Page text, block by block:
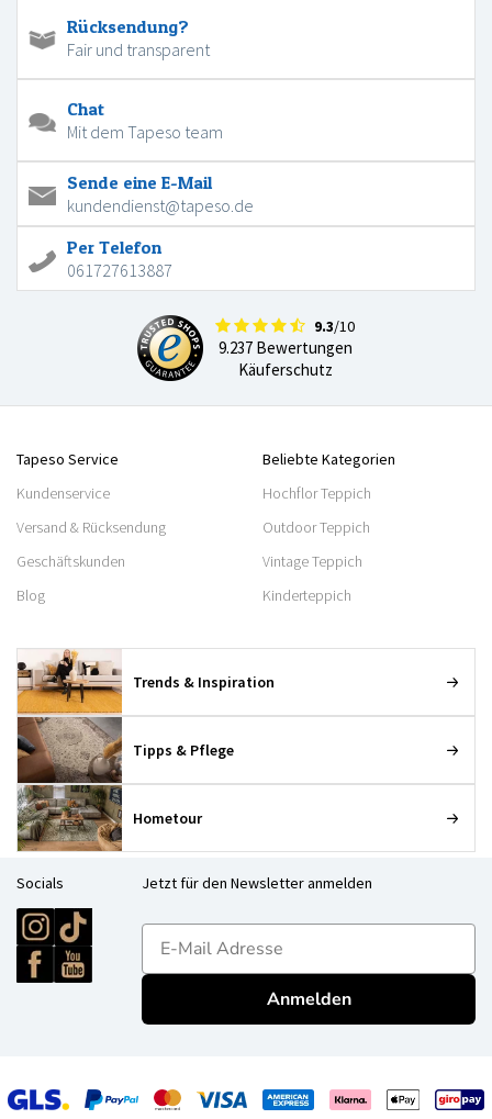
Rücksendung?
Fair und transparent
Chat
Mit dem Tapeso team
Sende eine E-Mail
kundendienst@tapeso.de
Per Telefon
061727613887
9.3/10
9.237 Bewertungen
Käuferschutz
Tapeso Service
Kundenservice
Versand & Rücksendung
Geschäftskunden
Blog
Beliebte Kategorien
Hochflor Teppich
Outdoor Teppich
Vintage Teppich
Kinderteppich
Trends & Inspiration
Tipps & Pflege
Hometour
Socials Jetzt für den Newsletter anmelden
E-mailadres
Anmelden